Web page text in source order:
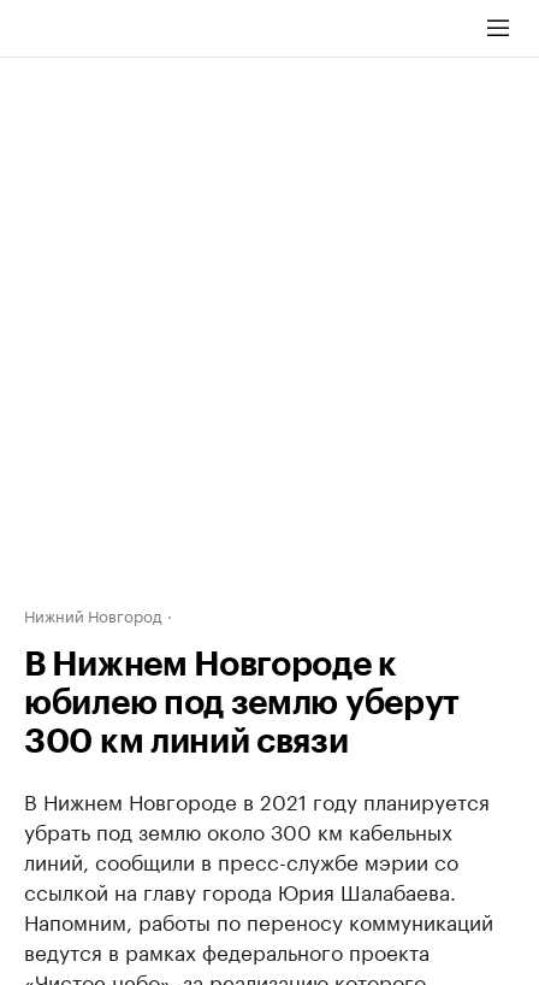
Нижний Новгород
В Нижнем Новгороде к
юбилею под землю уберут
300 км линий связи
В Нижнем Новгороде в 2021 году планируется
убрать под землю около 300 км кабельных
линий, сообщили в пресс-службе мэрии со
ссылкой на главу города Юрия Шалабаева.
Напомним, работы по переносу коммуникаций
ведутся в рамках федерального проекта